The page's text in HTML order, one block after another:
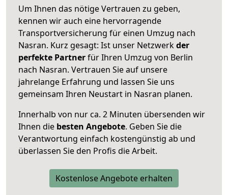
Um Ihnen das nötige Vertrauen zu geben,
kennen wir auch eine hervorragende
Transportversicherung für einen Umzug nach
Nasran. Kurz gesagt: Ist unser Netzwerkder
perfekte Partnerfür Ihren Umzug von Berlin
nach Nasran. Vertrauen Sie auf unsere
jahrelange Erfahrung und lassen Sie uns
gemeinsam Ihren Neustart in Nasran planen.
Innerhalb von nur ca. 2 Minuten übersenden wir
Ihnen die besten Angebote. Geben Sie die
Verantwortung einfach kostengünstig ab und
überlassen Sie den Profis die Arbeit.
Kostenlose Angebote erhalten